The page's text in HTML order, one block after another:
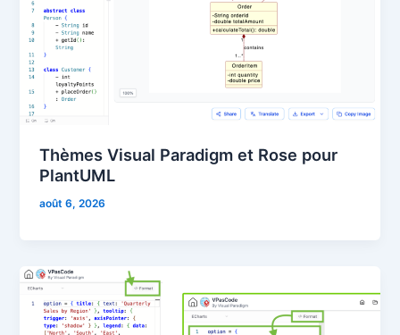
Thèmes Visual Paradigm et Rose pour
PlantUML
août 6, 2026